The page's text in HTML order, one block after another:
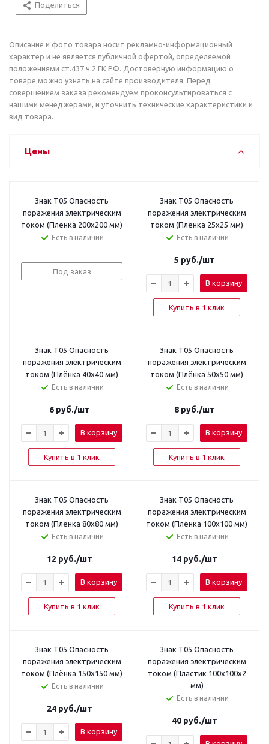
Поделиться
Описание и фото товара носит рекламно-информационный
характер и не является публичной офертой, определяемой
положениями ст.437 ч.2 ГК РФ. Достоверную информацию о
товаре можно узнать на сайте производителя. Перед
совершением заказа рекомендуем проконсультироваться с
нашими менеджерами, и уточнить технические характеристики и
вид товара.
Цены
Знак T05 Опасность
поражения электрическим
током (Плёнка 200x200 мм)
Есть в наличии
Под заказ
Знак T05 Опасность
поражения электрическим
током (Плёнка 25х25 мм)
Есть в наличии
5 руб./шт
В корзину
Купить в 1 клик
Знак T05 Опасность
поражения электрическим
током (Плёнка 40х40 мм)
Есть в наличии
6 руб./шт
В корзину
Купить в 1 клик
Знак T05 Опасность
поражения электрическим
током (Плёнка 50х50 мм)
Есть в наличии
8 руб./шт
В корзину
Купить в 1 клик
Знак T05 Опасность
поражения электрическим
током (Плёнка 80х80 мм)
Есть в наличии
12 руб./шт
В корзину
Купить в 1 клик
Знак T05 Опасность
поражения электрическим
током (Плёнка 100x100 мм)
Есть в наличии
14 руб./шт
В корзину
Купить в 1 клик
Знак T05 Опасность
поражения электрическим
током (Плёнка 150x150 мм)
Есть в наличии
24 руб./шт
В корзину
Знак T05 Опасность
поражения электрическим
током (Пластик 100x100x2
мм)
Есть в наличии
40 руб./шт